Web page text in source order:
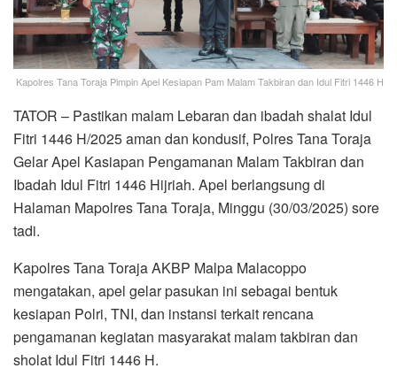
Kapolres Tana Toraja Pimpin Apel Kesiapan Pam Malam Takbiran dan Idul Fitri 1446 H
TATOR – Pastikan malam Lebaran dan ibadah shalat Idul
Fitri 1446 H/2025 aman dan kondusif, Polres Tana Toraja
Gelar Apel Kasiapan Pengamanan Malam Takbiran dan
Ibadah Idul Fitri 1446 Hijriah. Apel berlangsung di
Halaman Mapolres Tana Toraja, Minggu (30/03/2025) sore
tadi.
Kapolres Tana Toraja AKBP Malpa Malacoppo
mengatakan, apel gelar pasukan ini sebagai bentuk
kesiapan Polri, TNI, dan instansi terkait rencana
pengamanan kegiatan masyarakat malam takbiran dan
sholat Idul Fitri 1446 H.